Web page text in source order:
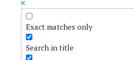
Exact matches only
Search in title